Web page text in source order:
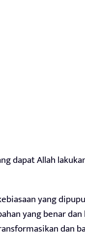
dapat Allah
yang
yang benar
dan